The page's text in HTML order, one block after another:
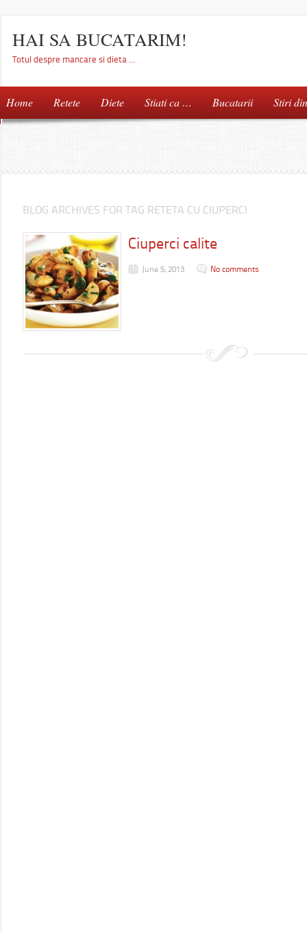
HAI SA BUCATARIM!
Totul despre mancare si dieta …
Home Retete Diete Stiati ca … Bucatarii Stiri
BLOG ARCHIVES FOR TAG RETETA CU CIUPERCI
Ciuperci calite
June 5, 2013 No comments